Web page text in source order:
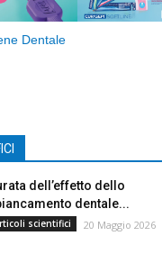
Dentale
dell’effetto dello
dentale...
scientifici 20 Maggio 2026